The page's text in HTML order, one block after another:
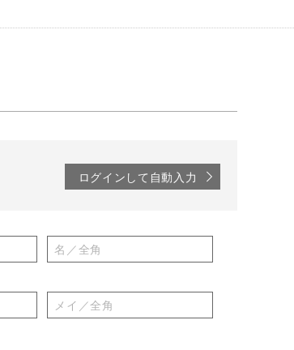
ログインして自動入力